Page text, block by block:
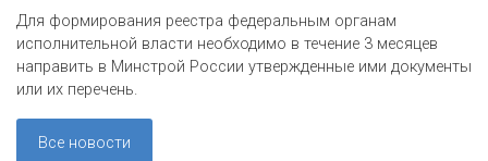
Для формирования реестра федеральным органам
исполнительной власти необходимо в течение 3 месяцев
направить в Минстрой России утвержденные ими документы
или их перечень.
Все новости